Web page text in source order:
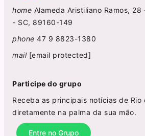
home Alameda Aristiliano Ramos,
- SC, 89160-149
phone 47 9 8823-1380
mail [email protected]
Participe do grupo
Receba as principais notícias de Rio
diretamente na palma da sua mão.
Entre no Grupo